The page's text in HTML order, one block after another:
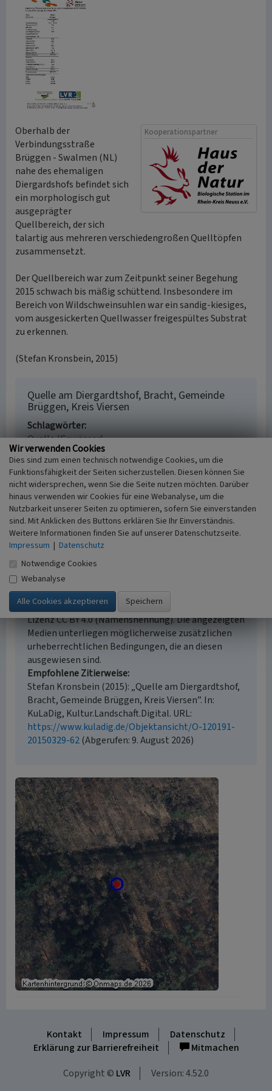
Kooperationspartner
Oberhalb der
Verbindungsstraße
Brüggen - Swalmen (NL)
nahe des ehemaligen
Diergardshofs befindet sich
ein morphologisch gut
ausgeprägter
Quellbereich, der sich
talartig aus mehreren verschiedengroßen Quelltöpfen
zusammensetzt.
Der Quellbereich war zum Zeitpunkt seiner Begehung
2015 schwach bis mäßig schüttend. Insbesondere im
Bereich von Wildschweinsuhlen war ein sandig-kiesiges,
vom ausgesickerten Quellwasser freigespültes Substrat
zu erkennen.
(Stefan Kronsbein, 2015)
Quelle am Diergardtshof, Bracht, Gemeinde
Brüggen, Kreis Viersen
Schlagwörter
Quelle (Gewässer)
Fachsicht(en)
Kulturlandschaftspflege, Landeskunde
Erfassungsmaßstab
i.d.R. 1:5.000 (größer als 1:20.000)
Erfassungsmethode
Geländebegehung/-kartierung
Empfohlene Zitierweise
Urheberrechtlicher Hinweis
Der hier präsentierte Inhalt steht unter der freien
Lizenz CC BY 4.0 (Namensnennung). Die angezeigten
Medien unterliegen möglicherweise zusätzlichen
urheberrechtlichen Bedingungen, die an diesen
ausgewiesen sind.
Empfohlene Zitierweise
Stefan Kronsbein (2015): „Quelle am Diergardtshof,
Bracht, Gemeinde Brüggen, Kreis Viersen”. In:
KuLaDig, Kultur.Landschaft.Digital. URL:
https://www.kuladig.de/Objektansicht/O-120191-
20150329-62(Abgerufen: 9. August 2026)
Kontakt Impressum
Datenschutz
Erklärung zur Barrierefreiheit
Mitmachen
Copyright © LVR Version: 4.52.0
Wir verwenden Cookies
Dies sind zum einen technisch notwendige Cookies, um die
Funktionsfähigkeit der Seiten sicherzustellen. Diesen können Sie
nicht widersprechen, wenn Sie die Seite nutzen möchten. Darüber
hinaus verwenden wir Cookies für eine Webanalyse, um die
Nutzbarkeit unserer Seiten zu optimieren, sofern Sie einverstanden
sind. Mit Anklicken des Buttons erklären Sie Ihr Einverständnis.
Weitere Informationen finden Sie auf unserer Datenschutzseite.
Impressum | Datenschutz
Notwendige Cookies
Webanalyse